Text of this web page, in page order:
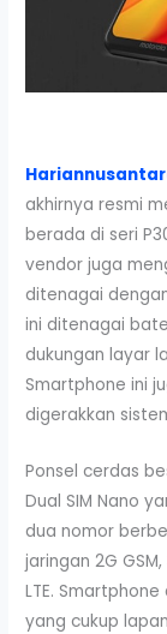
akhirnya resmi
berada di seri
vendor juga
ditenagai
ini ditenagai
dukungan layar
Smartphone ini
digerakkan
Ponsel cerdas
Dual SIM Nano
dua nomor
jaringan 2G
LTE.
yang cukup